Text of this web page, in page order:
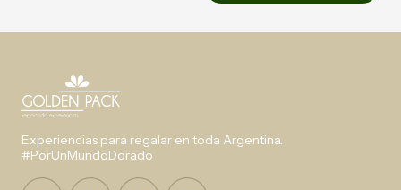
Experiencias para regalar en toda Argentina.
#PorUnMundoDorado